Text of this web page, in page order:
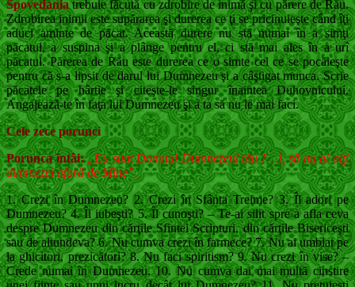
Spovedaniatrebuie făcută cu zdrobire de inimă şi cu părere de Rău.
Zdrobirea inimii este su­părarea şi durerea ce ţi se pricinuieşte când îţi
aduci aminte de păcat. Această durere nu stă numai în a simţi
păcatul, a suspina şi a plânge pentru el, ci stă mai ales în a urî
păcatul. Părerea de Rău este durerea ce o simte cel ce se pocăieşte
pentru că s-a lipsit de darul lui Dumnezeu şi a câştigat munca. Scrie
păcatele pe hârtie şi ci­teşte-le singur înaintea Duhovnicului.
Angajea­ză-te în faţa lui Dumnezeu şi a ta să nu le mai faci.
Cele zece porunci
Porunca întâi: „Eu sunt Domnul Dumnezeul tău […], să nu ai alţi
dumnezei afară de Mine”.
1. Crezi în Dumnezeu? 2. Crezi în Sfânta Treime? 3. Îl adori pe
Dumnezeu? 4. Îl iubeşti? 5. Îl cunoşti? – Te-ai silit spre a afla ceva
des­pre Dumnezeu din cărţile Sfintei Scripturi, din cărţile Bisericeşti
sau de altundeva? 6. Nu cumva crezi în farmece? 7. Nu ai umblat pe
la ghicitori, prezicători? 8. Nu faci spiritism? 9. Nu crezi în vise? –
Crede numai în Dumnezeu. 10. Nu cumva dai mai multă cinstire